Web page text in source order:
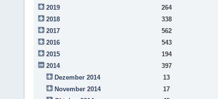
2019
264
2018
338
2017
562
2016
543
2015
194
2014
397
Dezember 2014
13
November 2014
17